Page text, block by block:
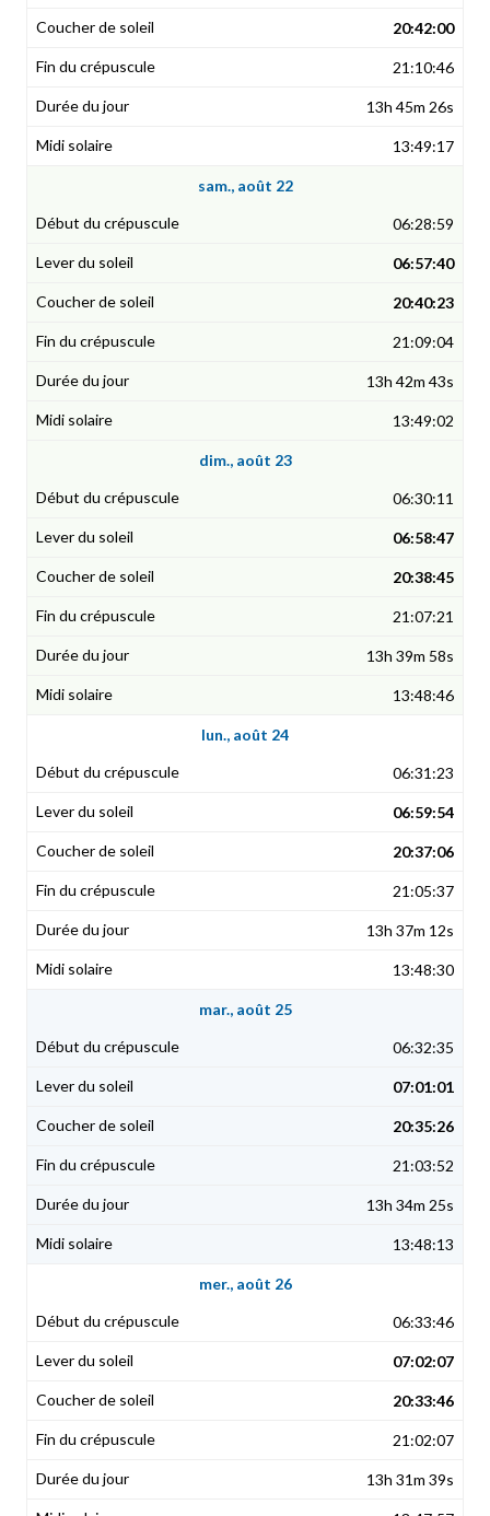
20:42:00
21:10:46
13h 45m 26s
13:49:17
sam., août 22
06:28:59
06:57:40
20:40:23
21:09:04
13h 42m 43s
13:49:02
dim., août 23
06:30:11
06:58:47
20:38:45
21:07:21
13h 39m 58s
13:48:46
lun., août 24
06:31:23
06:59:54
20:37:06
21:05:37
13h 37m 12s
13:48:30
mar., août 25
06:32:35
07:01:01
20:35:26
21:03:52
13h 34m 25s
13:48:13
mer., août 26
06:33:46
07:02:07
20:33:46
21:02:07
13h 31m 39s